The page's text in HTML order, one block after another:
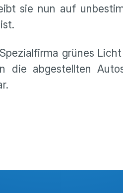
sie nun auf
grünes
die abgestellten